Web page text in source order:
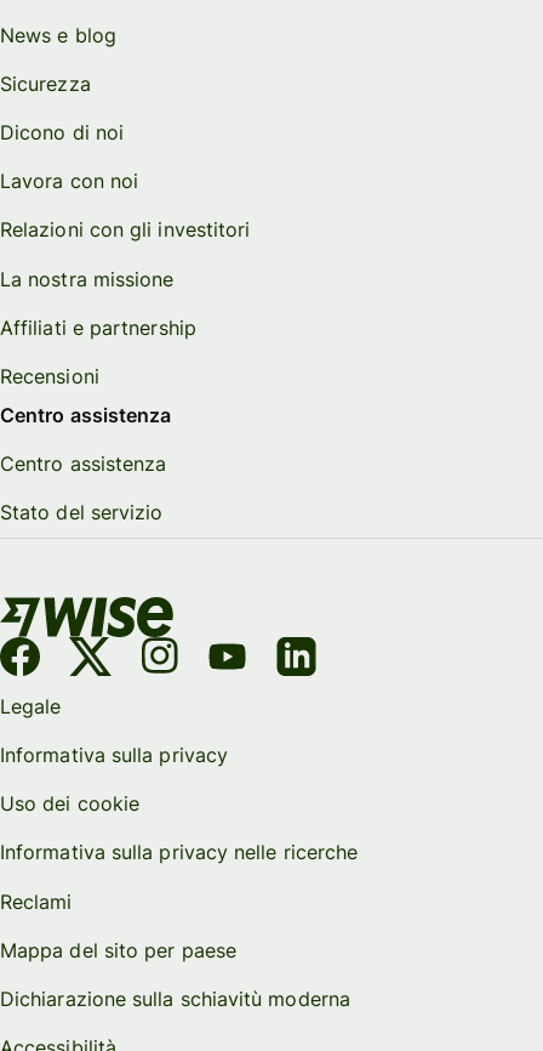
News e blog
Sicurezza
Dicono di noi
Lavora con noi
Relazioni con gli investitori
La nostra missione
Affiliati e partnership
Recensioni
Centro assistenza
Centro assistenza
Stato del servizio
Legale
Informativa sulla privacy
Uso dei cookie
Informativa sulla privacy nelle ricerche
Reclami
Mappa del sito per paese
Dichiarazione sulla schiavitù moderna